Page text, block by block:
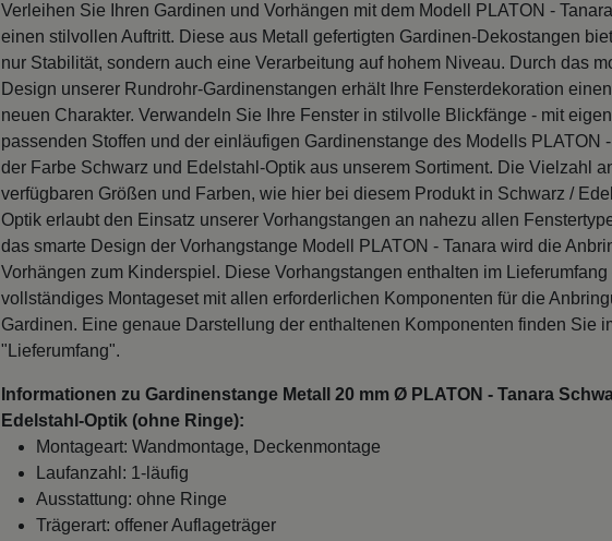
Verleihen Sie Ihren Gardinen und Vorhängen mit dem Modell PLATON -
einen stilvollen Auftritt. Diese aus Metall gefertigten Gardinen-Dekostangen
nur Stabilität, sondern auch eine Verarbeitung auf hohem Niveau. Durch das
Design unserer Rundrohr-Gardinenstangen erhält Ihre Fensterdekoration
neuen Charakter. Verwandeln Sie Ihre Fenster in stilvolle Blickfänge - mit
passenden Stoffen und der einläufigen Gardinenstange des Modells PLATON
der Farbe Schwarz und Edelstahl-Optik aus unserem Sortiment. Die Vielzahl
verfügbaren Größen und Farben, wie hier bei diesem Produkt in Schwarz /
Optik erlaubt den Einsatz unserer Vorhangstangen an nahezu allen
das smarte Design der Vorhangstange Modell PLATON - Tanara wird die
Vorhängen zum Kinderspiel. Diese Vorhangstangen enthalten im Lieferumfang
vollständiges Montageset mit allen erforderlichen Komponenten für die
Gardinen. Eine genaue Darstellung der enthaltenen Komponenten finden Sie
"Lieferumfang".
Informationen zu Gardinenstange Metall 20 mm Ø PLATON - Tanara
Edelstahl-Optik (ohne Ringe):
Montageart: Wandmontage, Deckenmontage
Laufanzahl: 1-läufig
Ausstattung: ohne Ringe
Trägerart: offener Auflageträger